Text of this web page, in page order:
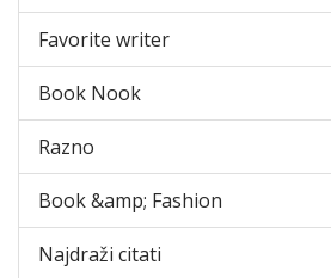
Favorite writer
Book Nook
Razno
Book &amp; Fashion
Najdraži citati